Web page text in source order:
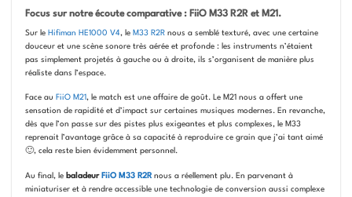
Focus sur notre écoute comparative : FiiO M33 R2R et M21.
Sur le Hifiman HE1000 V4 , le M33 R2Rnous a semblé texturé, avec une certaine
douceur et une scène sonore très aérée et profonde : les instruments n’étaient
pas simplement projetés à gauche ou à droite, ils s’organisent de manière plus
réaliste dans l’espace.
Face au FiiO M21, le match est une affaire de goût. Le M21 nous a offert une
sensation de rapidité et d’impact sur certaines musiques modernes. En revanche,
dès que l’on passe sur des pistes plus exigeantes et plus complexes, le M33
reprenait l’avantage grâce à sa capacité à reproduire ce grain que j’ai tant aimé
🙂, cela reste bien évidemment personnel.
Au final, le baladeur FiiO M33 R2R nous a réellement plu. En parvenant à
miniaturiser et à rendre accessible une technologie de conversion aussi complexe